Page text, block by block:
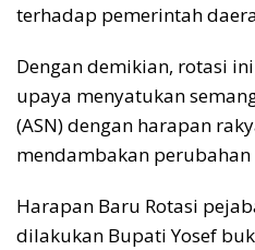
terhadap pemerintah
Dengan demikian, rotasi
upaya menyatukan
(ASN) dengan harapan
mendambakan perubahan
Harapan Baru Rotasi
dilakukan Bupati Yosef